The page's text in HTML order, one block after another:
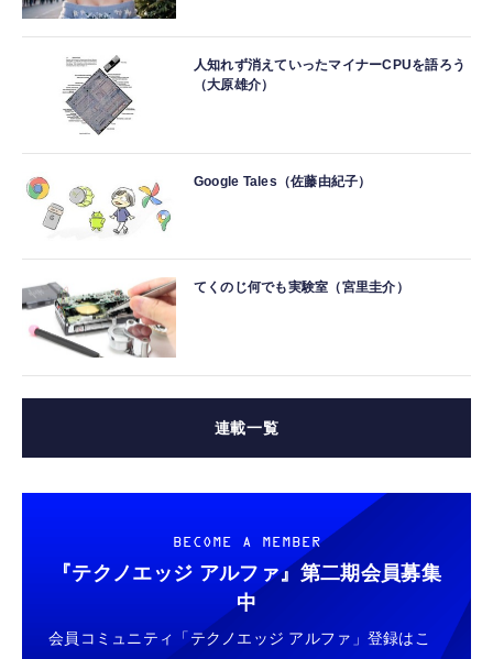
人知れず消えていったマイナーCPUを語ろう
（大原雄介）
Google Tales（佐藤由紀子）
てくのじ何でも実験室（宮里圭介）
連載一覧
BECOME A MEMBER
『テクノエッジ アルファ』 第二期会員募集
中
会員コミュニティ「テクノエッジ アルファ」登録はこ